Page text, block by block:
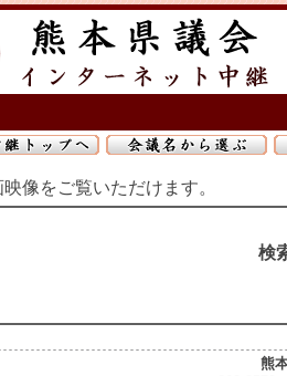
像をご覧いただけます。
検
熊